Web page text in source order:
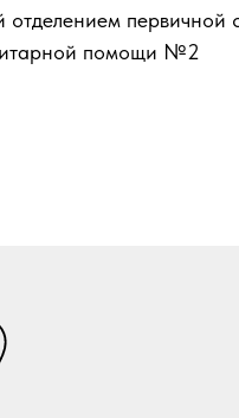
первичной
помощи №2